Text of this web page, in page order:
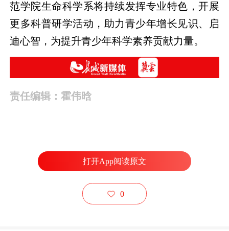
范学院生命科学系将持续发挥专业特色，开展
更多科普研学活动，助力青少年增长见识、启
迪心智，为提升青少年科学素养贡献力量。
责任编辑：霍伟晗
打开App阅读原文
0